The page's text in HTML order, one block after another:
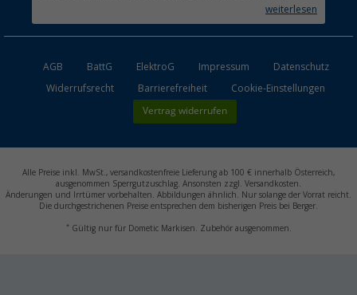
waren gut verpackt und in Ordnung. Das Gerät (Gasgrill)weiterlesen
AGB BattG ElektroG Impressum
Datenschutz
Widerrufsrecht
Barrierefreiheit Cookie-Einstellungen
Vertrag widerrufen
Alle Preise inkl. MwSt., versandkostenfreie Lieferung ab 100 € innerhalb Österreich,
ausgenommen Sperrgutzuschlag. Ansonsten zzgl. Versandkosten.
Änderungen und Irrtümer vorbehalten. Abbildungen ähnlich. Nur solange der Vorrat reicht.
Die durchgestrichenen Preise entsprechen dem bisherigen Preis bei Berger.
*Gültig nur für Dometic Markisen. Zubehör ausgenommen.